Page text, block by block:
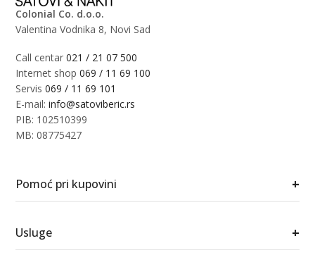
Colonial Co. d.o.o.
Valentina Vodnika 8, Novi Sad
Call centar021 / 21 07 500
Internet shop069 / 11 69 100
Servis069 / 11 69 101
E-mail:info@satoviberic.rs
PIB: 102510399
MB: 08775427
Pomoć pri kupovini +
Usluge +